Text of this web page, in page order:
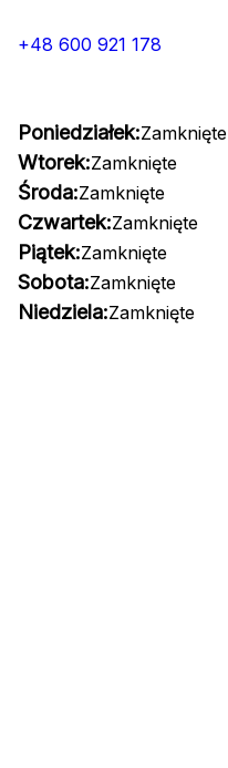
+48 600 921 178
Poniedziałek:Zamknięte
Wtorek:Zamknięte
Środa:Zamknięte
Czwartek:Zamknięte
Piątek:Zamknięte
Sobota:Zamknięte
Niedziela:Zamknięte